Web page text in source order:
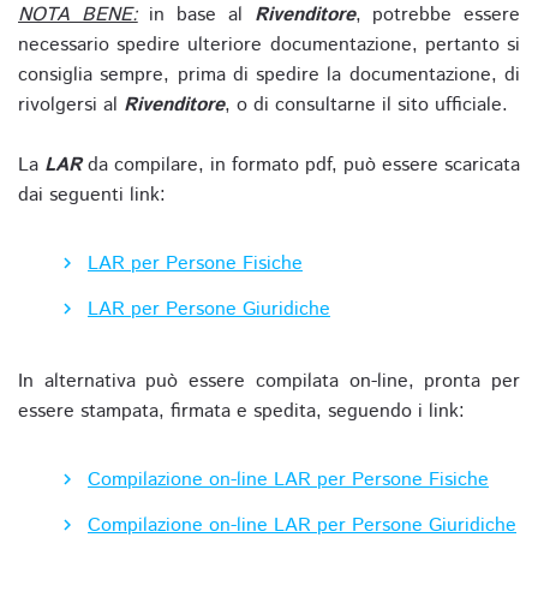
NOTA BENE:in base al Rivenditore, potrebbe essere
necessario spedire ulteriore documentazione, pertanto si
consiglia sempre, prima di spedire la documentazione, di
rivolgersi al Rivenditore, o di consultarne il sito ufficiale.
La LARda compilare, in formato pdf, può essere scaricata
dai seguenti link:
LAR per Persone Fisiche
LAR per Persone Giuridiche
In alternativa può essere compilata on-line, pronta per
essere stampata, firmata e spedita, seguendo i link:
Compilazione on-line LAR per Persone Fisiche
Compilazione on-line LAR per Persone Giuridiche